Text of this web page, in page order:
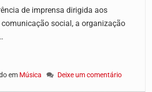
de imprensa dirigida aos
social, a organização
em Música Deixe um comentário